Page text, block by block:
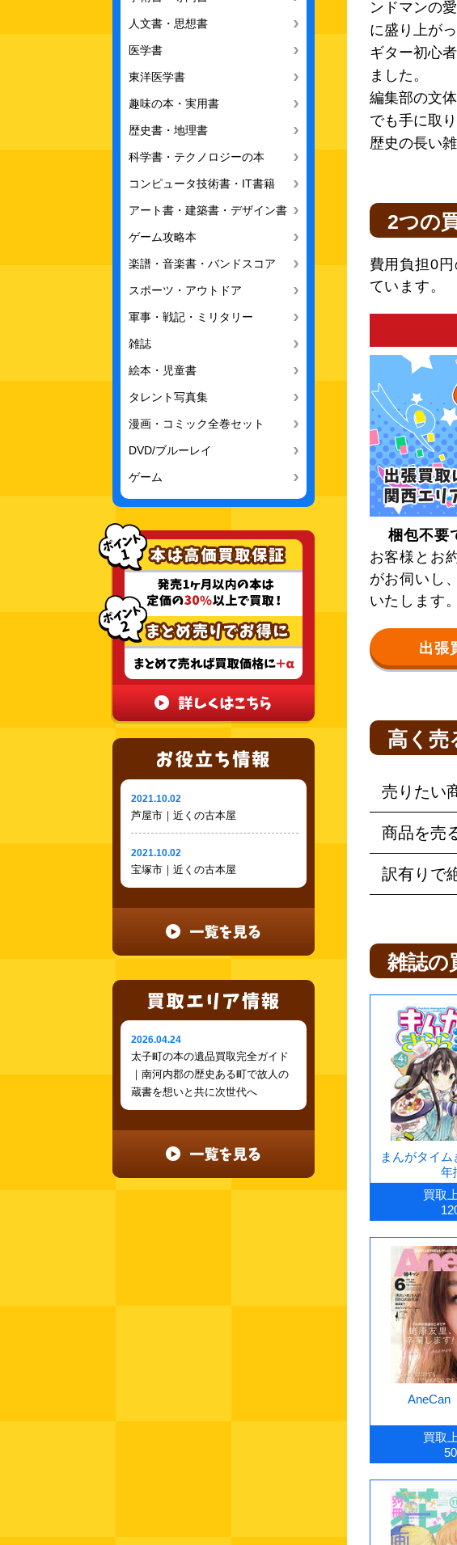
人文書・思想書
医学書
東洋医学書
趣味の本・実用書
歴史書・地理書
科学書・テクノロジーの本
コンピュータ技術書・IT書籍
アート書・建築書・デザイン書
ゲーム攻略本
楽譜・音楽書・バンドスコア
スポーツ・アウトドア
軍事・戦記・ミリタリー
雑誌
絵本・児童書
タレント写真集
漫画・コミック全巻セット
DVD/ブルーレイ
ゲーム
2021.10.02
芦屋市｜近くの古本屋
2021.10.02
宝塚市｜近くの古本屋
2026.04.24
太子町の本の遺品買取完全ガイド
｜南河内郡の歴史ある町で故人の
蔵書を想いと共に次世代へ
ンドマンの
に盛り上が
ギター初心
ました。
編集部の文
でも手に取
歴史の長い
2つの
費用負担0
ています。
梱包不要
お客様とお
がお伺いし
いたします。
出張
高く売
売りたい
商品を売
訳有りで
雑誌の
まんがタイ
年
買取
買取